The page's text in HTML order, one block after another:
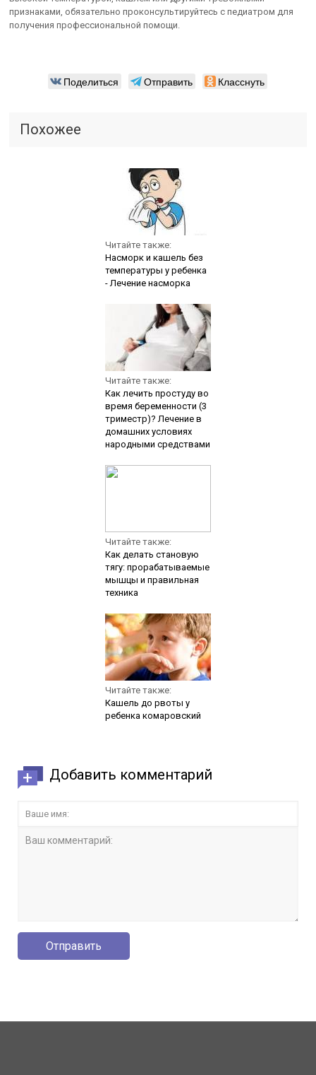
признаками, обязательно проконсультируйтесь с педиатром для
получения профессиональной помощи.
Поделиться Отправить Класснуть
Похожее
Читайте также:
Насморк и кашель без
температуры у ребенка
- Лечение насморка
Читайте также:
Как лечить простуду во
время беременности (3
триместр)? Лечение в
домашних условиях
народными средствами
Читайте также:
Как делать становую
тягу: прорабатываемые
мышцы и правильная
техника
Читайте также:
Кашель до рвоты у
ребенка комаровский
Добавить комментарий